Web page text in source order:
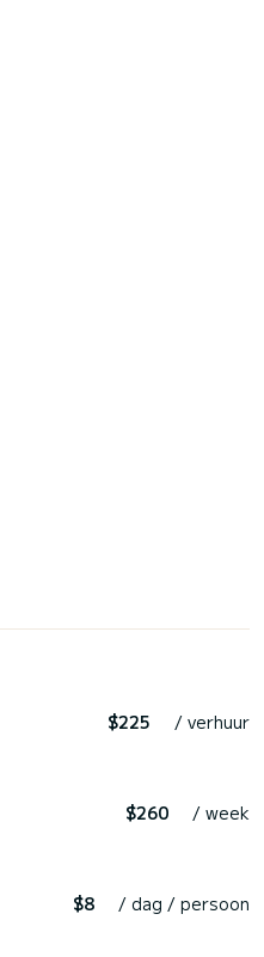
$225 / verhuur
$260 / week
$8 / dag / persoon